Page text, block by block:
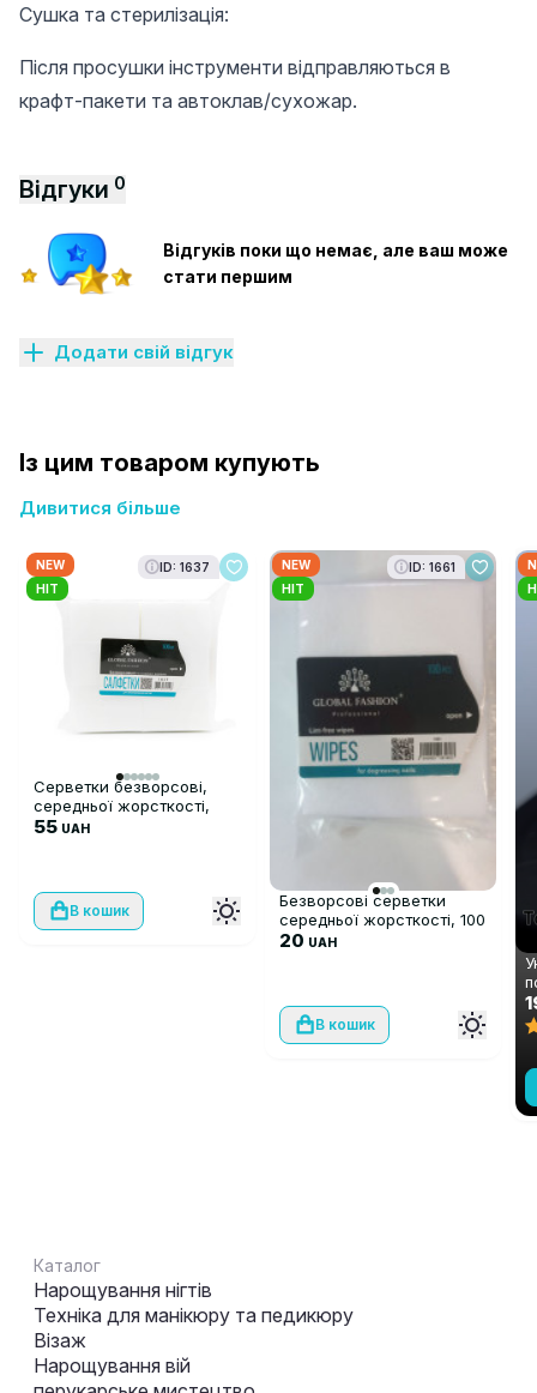
Сушка та стерилізація:
Після просушки інструменти відправляються в
крафт-пакети та автоклав/сухожар.
Відгуки 0
Відгуків поки що немає, але ваш може
стати першим
Додати свій відгук
Із цим товаром купують
Дивитися більше
NEW
HIT
ID: 1637
Серветки безворсові,
середньої жорсткості,
500 шт
55 UAH
В кошик
NEW
HIT
ID: 1661
Безворсові серветки
середньої жорсткості, 100
шт
20 UAH
В кошик
Каталог
Нарощування нігтів
Техніка для манікюру та педикюру
Візаж
Нарощування вій